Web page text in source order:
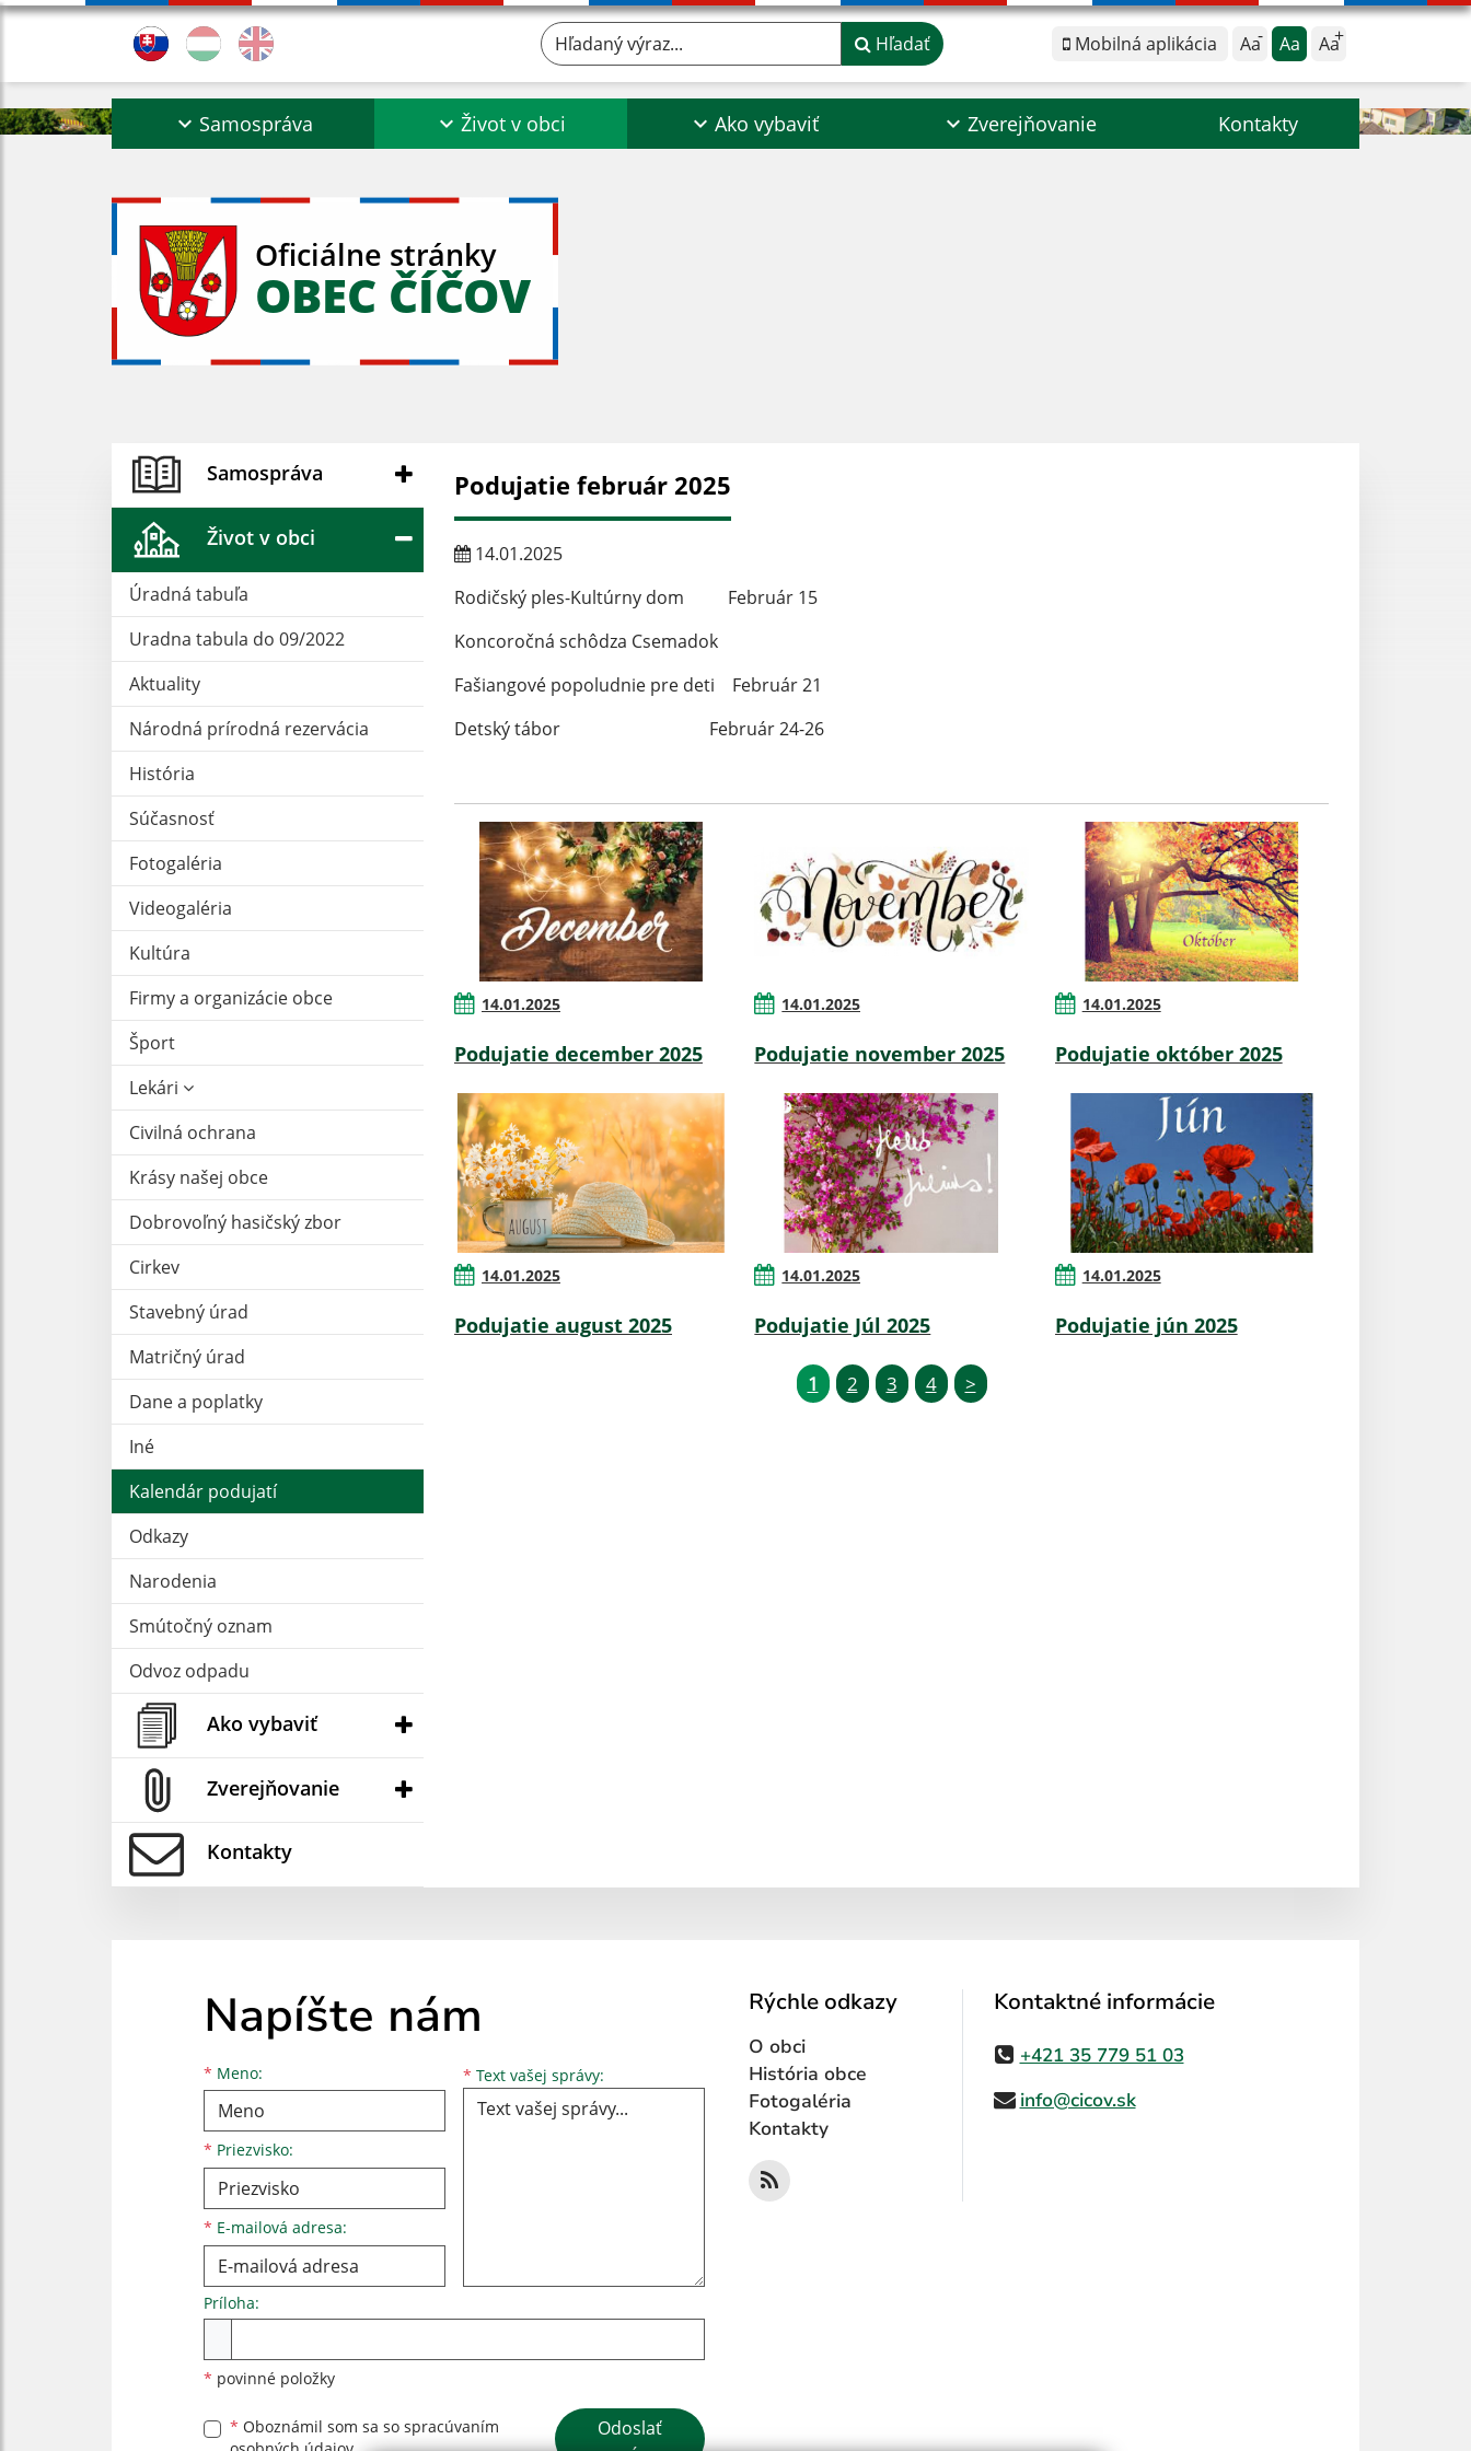
Mobilná aplikácia Aa Aa Aa
Hľadaný výraz... Hľadať
Samospráva Život v obci Ako vybaviť Zverejňovanie Kontakty
Oficiálne stránky
OBEC ČÍČOV
Samospráva
Život v obci
Úradná tabuľa
Uradna tabula do 09/2022
Aktuality
Národná prírodná rezervácia
História
Súčasnosť
Fotogaléria
Videogaléria
Kultúra
Firmy a organizácie obce
Šport
Lekári
Civilná ochrana
Krásy našej obce
Dobrovoľný hasičský zbor
Cirkev
Stavebný úrad
Matričný úrad
Dane a poplatky
Iné
Kalendár podujatí
Odkazy
Narodenia
Smútočný oznam
Odvoz odpadu
Ako vybaviť
Zverejňovanie
Kontakty
Podujatie február 2025
14.01.2025
Rodičský ples-Kultúrny dom Február 15
Koncoročná schôdza Csemadok
Fašiangové popoludnie pre deti Február 21
Detský tábor Február 24-26
14.01.2025
Podujatie december 2025
14.01.2025
Podujatie november 2025
14.01.2025
Podujatie október 2025
14.01.2025
Podujatie august 2025
14.01.2025
Podujatie Júl 2025
14.01.2025
Podujatie jún 2025
1 2 3 4 >
Napíšte nám
* Meno:
Meno
* Priezvisko:
Priezvisko
* E-mailová adresa:
E-mailová adresa * Text vašej správy: Text vašej správy...
Príloha:
* povinné položky
* Oboznámil som sa so spracúvaním
Google reCaptcha Response
Odoslať
Rýchle odkazy
O obci
História obce
Fotogaléria
Kontakty
Kontaktné informácie
+421 35 779 51 03
info@cicov.sk